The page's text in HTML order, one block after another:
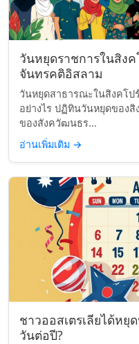
วันหยุดราชการในสิง
จันทรคติอิสลาม
วันหยุดสาธารณะในสิงคโ
อย่างไร ปฏิทินวันหยุดของสิ
ของสังควัฒนธร...
อ่านเพิ่มเติม →
ชาวออสเตรเลียได้ห
วันต่อปี?